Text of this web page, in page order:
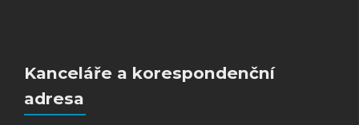
Kanceláře a korespondenční
adresa